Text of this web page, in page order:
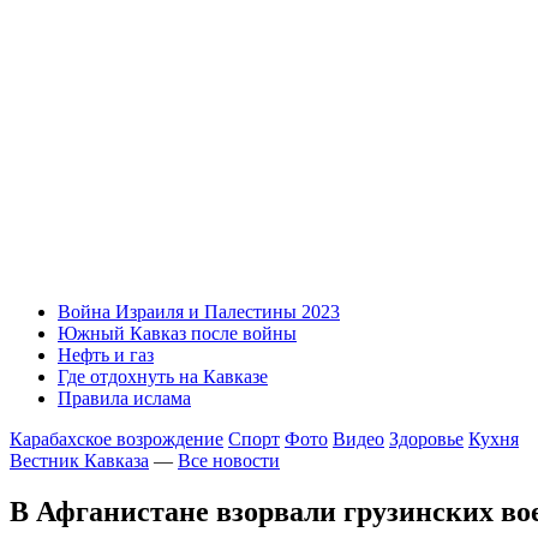
Война Израиля и Палестины 2023
Южный Кавказ после войны
Нефть и газ
Где отдохнуть на Кавказе
Правила ислама
Карабахское возрождение Спорт Фото Видео Здоровье Кухня
Вестник Кавказа — Все новости
В Афганистане взорвали грузинских